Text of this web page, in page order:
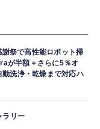
祭で高性能ロボット掃
が半額＋さらに5％オ
動洗浄・乾燥まで対応ハ
ラリー